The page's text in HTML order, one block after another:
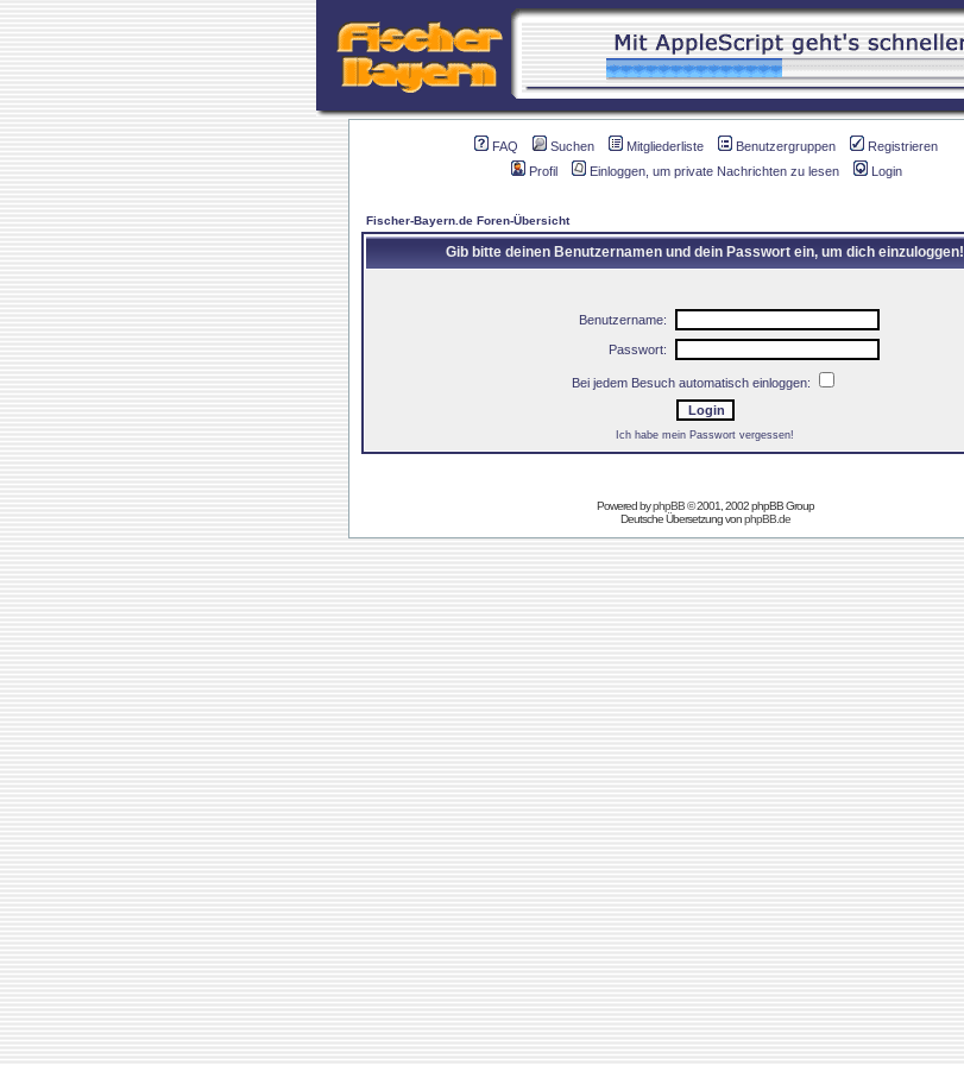
FAQ Suchen Mitgliederliste Benutzergruppen
Registrieren
Profil
Einloggen, um private Nachrichten zu lesen Login
Fischer-Bayern.de Foren-Übersicht
Gib bitte deinen Benutzernamen und dein Passwort ein, um dich einzuloggen!
Benutzername:
Passwort:
Bei jedem Besuch automatisch einloggen:
Ich habe mein Passwort vergessen!
Powered byphpBB© 2001, 2002 phpBB Group
Deutsche Übersetzung vonphpBB.de